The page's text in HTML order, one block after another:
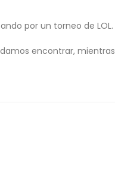
por un torneo de LOL.
encontrar, mientras